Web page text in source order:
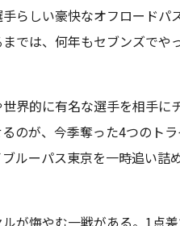
らしい豪快なオフロード
では、何年もセブンズで
世界的に有名な選手を相手
のが、今季奪った4つのト
ルーパス東京を一時追い詰
が悔やむ一戦がある。1点